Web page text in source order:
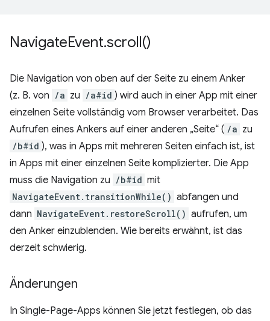
NavigateEvent.scroll()
Die Navigation von oben auf der Seite zu einem Anker
(z. B. von /a zu /a#id ) wird auch in einer App mit einer
einzelnen Seite vollständig vom Browser verarbeitet. Das
Aufrufen eines Ankers auf einer anderen „Seite“ ( /a zu
/b#id ), was in Apps mit mehreren Seiten einfach ist, ist
in Apps mit einer einzelnen Seite komplizierter. Die App
muss die Navigation zu /b#id mit
NavigateEvent.transitionWhile() abfangen und
dann NavigateEvent.restoreScroll() aufrufen, um
den Anker einzublenden. Wie bereits erwähnt, ist das
derzeit schwierig.
Änderungen
In Single-Page-Apps können Sie jetzt festlegen, ob das